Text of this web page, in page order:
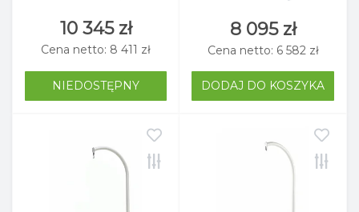
10 345 zł
Cena netto: 8 411 zł
NIEDOSTĘPNY
8 095 zł
Cena netto: 6 582 zł
DODAJ DO KOSZYKA